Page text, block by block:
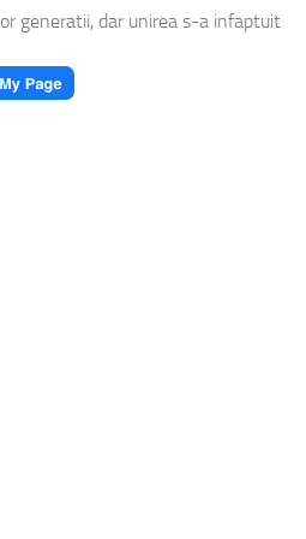
generatii, dar unirea s-a infaptuit